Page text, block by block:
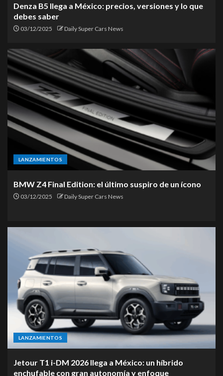
Denza B5 llega a México: precios, versiones y lo que
debes saber
03/12/2025 Daily Super Cars News
LANZAMIENTOS
BMW Z4 Final Edition: el último suspiro de un ícono
03/12/2025 Daily Super Cars News
LANZAMIENTOS
Jetour T1 i-DM 2026 llega a México: un híbrido
enchufable con gran autonomía y enfoque